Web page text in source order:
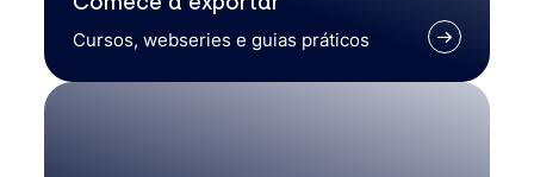
Cursos, webseries e guias práticos